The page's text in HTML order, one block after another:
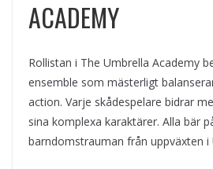
ACADEMY
Rollistan i The Umbrella Academy
ensemble som mästerligt
action. Varje skådespelare bidrar
sina komplexa karaktärer. Alla bär
barndomstrauman från uppväxten i